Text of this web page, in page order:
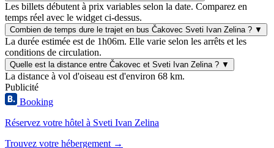
Les billets débutent à prix variables selon la date. Comparez en
temps réel avec le widget ci-dessus.
Combien de temps dure le trajet en bus Čakovec Sveti Ivan Zelina ? ▼
La durée estimée est de 1h06m. Elle varie selon les arrêts et les
conditions de circulation.
Quelle est la distance entre Čakovec et Sveti Ivan Zelina ? ▼
La distance à vol d'oiseau est d'environ 68 km.
Publicité
Booking
Réservez votre hôtel à Sveti Ivan Zelina
Trouvez votre hébergement →